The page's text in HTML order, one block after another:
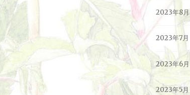
2023年8月
2023年7月
2023年6月
2023年5月